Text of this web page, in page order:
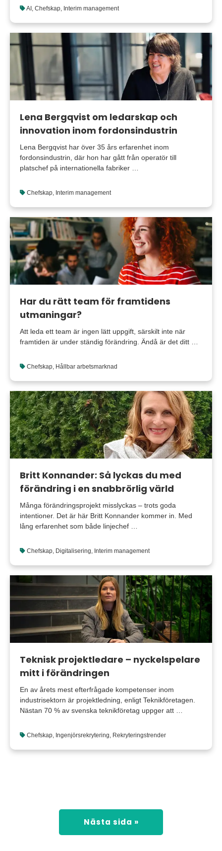
AI Chefskap Interim management
Lena Bergqvist om ledarskap och
innovation inom fordonsindustrin
Lena Bergqvist har över 35 års erfarenhet inom
fordonsindustrin, där hon har gått från operatör till
platschef på internationella fabriker …
Chefskap Interim management
Har du rätt team för framtidens
utmaningar?
Att leda ett team är ingen lätt uppgift, särskilt inte när
framtiden är under ständig förändring. Ändå är det ditt …
Chefskap Hållbar arbetsmarknad
Britt Konnander: Så lyckas du med
förändring i en snabbrörlig värld
Många förändringsprojekt misslyckas – trots goda
intentioner. Det är här Britt Konnander kommer in. Med
lång erfarenhet som både linjechef …
Chefskap Digitalisering Interim management
Teknisk projektledare – nyckelspelare
mitt i förändringen
En av årets mest efterfrågade kompetenser inom
industrisektorn är projektledning, enligt Teknikföretagen.
Nästan 70 % av svenska teknikföretag uppger att …
Chefskap Ingenjörsrekrytering Rekryteringstrender
Nästa sida »